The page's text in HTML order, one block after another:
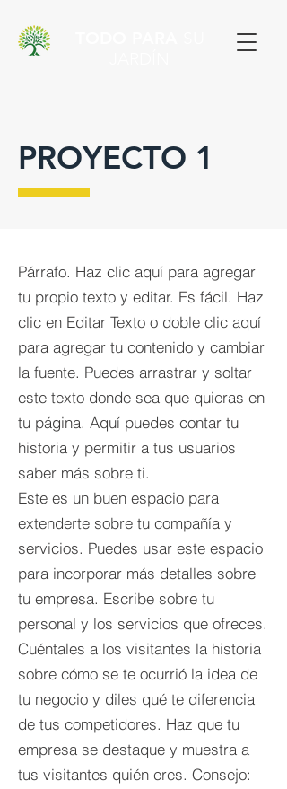
PROYECTO 1
Párrafo. Haz clic aquí para agregar
tu propio texto y editar. Es fácil. Haz
clic en Editar Texto o doble clic aquí
para agregar tu contenido y cambiar
la fuente. Puedes arrastrar y soltar
este texto donde sea que quieras en
tu página. Aquí puedes contar tu
historia y permitir a tus usuarios
saber más sobre ti.
Este es un buen espacio para
extenderte sobre tu compañía y
servicios. Puedes usar este espacio
para incorporar más detalles sobre
tu empresa. Escribe sobre tu
personal y los servicios que ofreces.
Cuéntales a los visitantes la historia
sobre cómo se te ocurrió la idea de
tu negocio y diles qué te diferencia
de tus competidores. Haz que tu
empresa se destaque y muestra a
tus visitantes quién eres. Consejo: